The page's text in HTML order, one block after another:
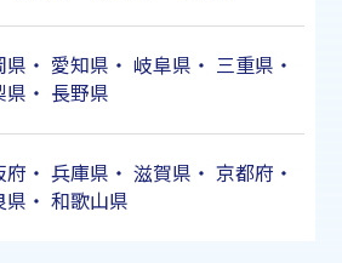
県 ・ 愛知県 ・ 岐阜県 ・ 三重県 ・
県 ・ 長野県
府 ・ 兵庫県 ・ 滋賀県 ・ 京都府 ・
県 ・ 和歌山県